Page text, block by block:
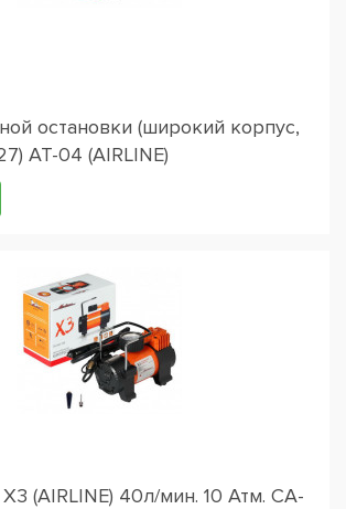
остановки (широкий корпус,
AT-04 (AIRLINE)
(AIRLINE) 40л/мин. 10 Атм. CA-